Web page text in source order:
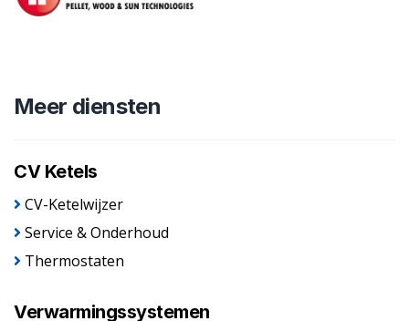
Meer diensten
CV Ketels
CV-Ketelwijzer
Service & Onderhoud
Thermostaten
Verwarmingssystemen